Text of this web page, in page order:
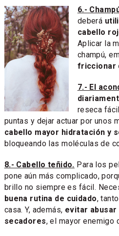
6.-
deberá
cabello
Aplicar la
champú,
friccionar
7.- El
reseca
puntas y dejar actuar por unos
cabello mayor hidratación y
bloqueando las moléculas de
8.- Cabello teñido. Para los
pone aún más complicado,
brillo no siempre es fácil.
buena rutina de cuidado,
casa. Y, además, evitar abusar
secadores, el mayor enemigo